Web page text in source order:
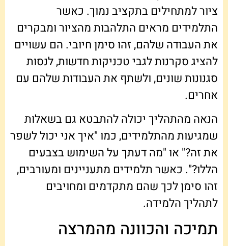
ציור למתחילים בתקציב נמוך. כאשר
התלמידים מראים התלהבות מהציור ומבקרים
את העבודה שלהם, זהו סימן חיובי. הם עשויים
להציג סקרנות לגבי טכניקות חדשות, לנסות
סגנונות שונים, ולשתף את העבודות שלהם עם
אחרים.
הנאה מהתהליך יכולה להתבטא גם בשאלות
שמגיעות מהתלמידים, כמו "איך אני יכול לשפר
את זה?" או "מה דעתך על השימוש בצבעים
הללו?". כאשר תלמידים מתעניינים ומעורבים,
זהו סימן לכך שהם מתקדמים ומחויבים
לתהליך הלמידה.
תמיכה והכוונה מהמרצה